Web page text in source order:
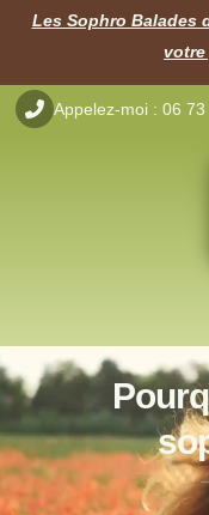
SkipLes Sophro Balades
votre
Appelez-moi : 06